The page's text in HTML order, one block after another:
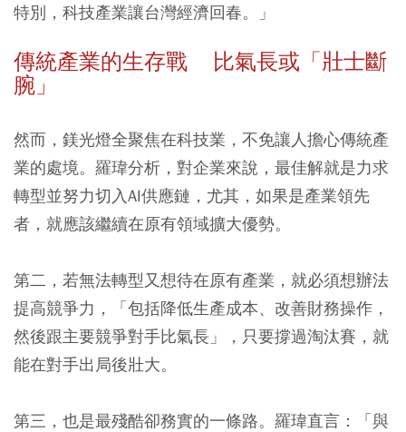
特別，科技產業讓台灣經濟回春。」
傳統產業的生存戰 比氣長或「壯士斷
腕」
然而，鎂光燈全聚焦在科技業，不免讓人擔心傳統產
業的處境。羅瑋分析，對企業來說，最佳解就是力求
轉型並努力切入AI供應鏈，尤其，如果是產業領先
者，就應該繼續在原有領域擴大優勢。
第二，若無法轉型又想待在原有產業，就必須想辦法
提高競爭力，「包括降低生產成本、改善財務操作，
然後跟主要競爭對手比氣長」，只要撐過淘汰賽，就
能在對手出局後壯大。
第三，也是最殘酷卻務實的一條路。羅瑋直言：「與